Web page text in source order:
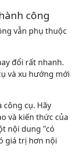
công
vẫn phụ thuộc
đổi rất nhanh.
và xu hướng mới
công cụ. Hãy
và kiến thức của
nội dung "có
giá trị hơn nội